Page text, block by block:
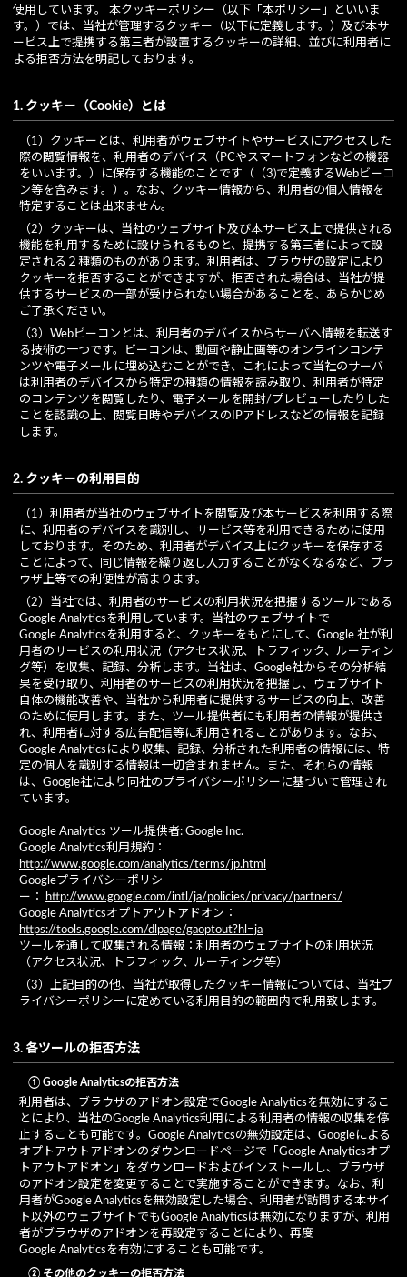
使用しています。 本クッキーポリシー（以下「本ポリシー」といいま
す。）では、当社が管理するクッキー（以下に定義します。）及び本サ
ービス上で提携する第三者が設置するクッキーの詳細、並びに利用者に
よる拒否方法を明記しております。
1. クッキー（Cookie）とは
（1）クッキーとは、利用者がウェブサイトやサービスにアクセスした
際の閲覧情報を、利用者のデバイス（PCやスマートフォンなどの機器
をいいます。）に保存する機能のことです（（3)で定義するWebビーコ
ン等を含みます。）。なお、クッキー情報から、利用者の個人情報を
特定することは出来ません。
（2）クッキーは、当社のウェブサイト及び本サービス上で提供される
機能を利用するために設けられるものと、提携する第三者によって設
定される２種類のものがあります。利用者は、ブラウザの設定により
クッキーを拒否することができますが、拒否された場合は、当社が提
供するサービスの一部が受けられない場合があることを、あらかじめ
ご了承ください。
（3）Webビーコンとは、利用者のデバイスからサーバへ情報を転送す
る技術の一つです。ビーコンは、動画や静止画等のオンラインコンテ
ンツや電子メールに埋め込むことができ、これによって当社のサーバ
は利用者のデバイスから特定の種類の情報を読み取り、利用者が特定
のコンテンツを閲覧したり、電子メールを開封/プレビューしたりした
ことを認識の上、閲覧日時やデバイスのIPアドレスなどの情報を記録
します。
2. クッキーの利用目的
（1）利用者が当社のウェブサイトを閲覧及び本サービスを利用する際
に、利用者のデバイスを識別し、サービス等を利用できるために使用
しております。そのため、利用者がデバイス上にクッキーを保存する
ことによって、同じ情報を繰り返し入力することがなくなるなど、ブラ
ウザ上等での利便性が高まります。
（2）当社では、利用者のサービスの利用状況を把握するツールである
Google Analyticsを利用しています。当社のウェブサイトで
Google Analyticsを利用すると、クッキーをもとにして、Google 社が利
用者のサービスの利用状況（アクセス状況、トラフィック、ルーティン
グ等）を収集、記録、分析します。当社は、Google社からその分析結
果を受け取り、利用者のサービスの利用状況を把握し、ウェブサイト
自体の機能改善や、当社から利用者に提供するサービスの向上、改善
のために使用します。また、ツール提供者にも利用者の情報が提供さ
れ、利用者に対する広告配信等に利用されることがあります。なお、
Google Analyticsにより収集、記録、分析された利用者の情報には、特
定の個人を識別する情報は一切含まれません。また、それらの情報
は、Google社により同社のプライバシーポリシーに基づいて管理され
ています。
Google Analytics ツール提供者: Google Inc.
Google Analytics利用規約：
http://www.google.com/analytics/terms/jp.html
Googleプライバシーポリシ
ー：
http://www.google.com/intl/ja/policies/privacy/partners/
Google Analyticsオプトアウトアドオン：
https://tools.google.com/dlpage/gaoptout?hl=ja
ツールを通して収集される情報：利用者のウェブサイトの利用状況
（アクセス状況、トラフィック、ルーティング等）
（3）上記目的の他、当社が取得したクッキー情報については、当社プ
ライバシーポリシーに定めている利用目的の範囲内で利用致します。
3. 各ツールの拒否方法
① Google Analyticsの拒否方法
利用者は、ブラウザのアドオン設定でGoogle Analyticsを無効にするこ
とにより、当社のGoogle Analytics利用による利用者の情報の収集を停
止することも可能です。Google Analyticsの無効設定は、Googleによる
オプトアウトアドオンのダウンロードページで「Google Analyticsオプ
トアウトアドオン」をダウンロードおよびインストールし、ブラウザ
のアドオン設定を変更することで実施することができます。なお、利
用者がGoogle Analyticsを無効設定した場合、利用者が訪問する本サイ
ト以外のウェブサイトでもGoogle Analyticsは無効になりますが、利用
者がブラウザのアドオンを再設定することにより、再度
Google Analyticsを有効にすることも可能です。
② その他のクッキーの拒否方法